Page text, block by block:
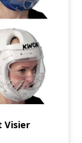
Visier